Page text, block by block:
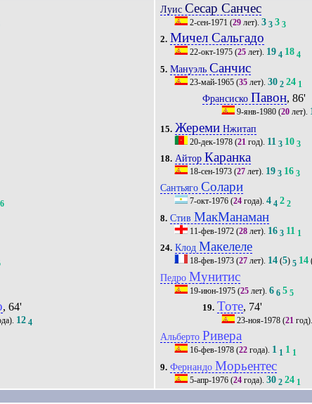
6
, 64'
12 4
ЛуисСесар Санчес
2-сен-1971 (29 лет).3 3 3 3
2. Мичел Сальгадо
22-окт-1975 (25 лет). 19 4 18 4
5. МануэльСанчис
23-май-1965 (35 лет).30 2 24 1
Франсиско Павон, 86'
9-янв-1980(20лет).
15. Жереми Нжитап
20-дек-1978 (21 год). 11 3 10 3
18. Айтор Каранка
18-сен-1973 (27 лет). 19 3 16 3
СантьягоСолари
7-окт-1976 (24 года).4 4 2 2
8. Стив МакМанаман
11-фев-1972 (28 лет). 16 3 11 1
24. Клод Макелеле
18-фев-1973 (27 лет). 14 (5) 5 14
Педро Мунитис
19-июн-1975 (25 лет).6 6 5 5
19. Тоте, 74'
23-ноя-1978(21год).
АльбертоРивера
16-фев-1978 (22 года). 1 1 1 1
9. Фернандо Морьентес
5-апр-1976 (24 года).30 2 24 1